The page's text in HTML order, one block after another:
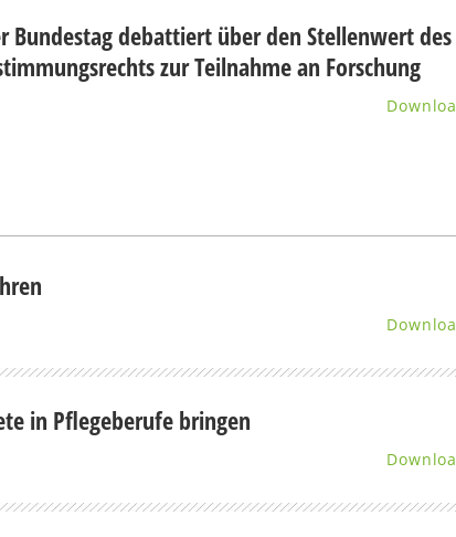
Bundestag debattiert über den Stellenwert des
zur Teilnahme an Forschung
in Pflegeberufe bringen